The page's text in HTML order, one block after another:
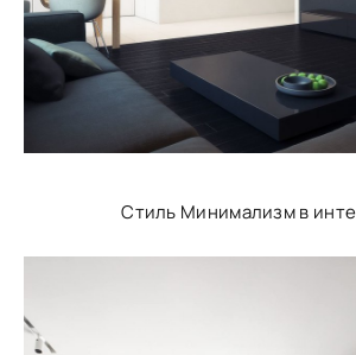
Стиль Минимализм в